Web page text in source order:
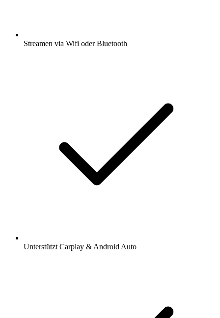
Streamen via Wifi oder Bluetooth
Unterstützt Carplay & Android Auto